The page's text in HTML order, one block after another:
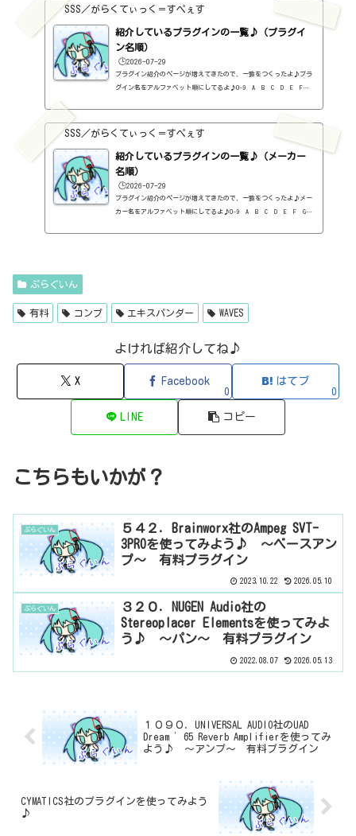
OST（UJAM）定価：59ドル → 19ドル（本家さま）FINISHER DYNAMO（U
JAM）定価：59ドル → 9ドル（本家さま）FINISHER FLUXX（UJAM）定
価：59...
SSS／がらくてぃっく＝すぺぇす
紹介しているプラグインの一覧♪（プラグイ
ン名順）
🕒️2026-07-29
プラグイン紹介のページが増えてきたので、一覧をつくったよ♪プラ
グイン名をアルファベット順にしてるよ♪0-9 A B C D E F G
料）2B DELAYED CLASSIC（2B Played Music・ディレイ・有料）2B RE
VERBED（2B Played Music・リバーブ・有料）2B Shaped Filter（2
B Played Music・フィルタープラグイン・有料）3-Band EQ（Kilohe
arts・EQ・無料）40'S VERY OWN DRUMS（NATIVE INSTRUMENTS・ドラ
ム...
SSS／がらくてぃっく＝すぺぇす
紹介しているプラグインの一覧♪（メーカー
名順）
🕒️2026-07-29
プラグイン紹介のページが増えてきたので、一覧をつくったよ♪メー
カー名をアルファベット順にしてるよ♪0-9 A B C D E F G
ぷらぐいん
有料 コンプ エキスパンダー WAVES
よければ紹介してね♪
X Facebook
0
はてブ
0
LINE コピー
こちらもいかが？
ぷらぐいん
５４２．Brainworx社のAmpeg SVT-
3PROを使ってみよう♪ ～ベースアン
プ～ 有料プラグイン
2023.10.22 2026.05.10
ぷらぐいん
３２０．NUGEN Audio社の
Stereoplacer Elementsを使ってみよ
う♪ ～パン～ 有料プラグイン
2022.08.07 2026.05.13
１０９０．UNIVERSAL AUDIO社のUAD
Dream ’65 Reverb Amplifierを使ってみ
よう♪ ～アンプ～ 有料プラグイン
CYMATICS社のプラグインを使ってみよう
♪